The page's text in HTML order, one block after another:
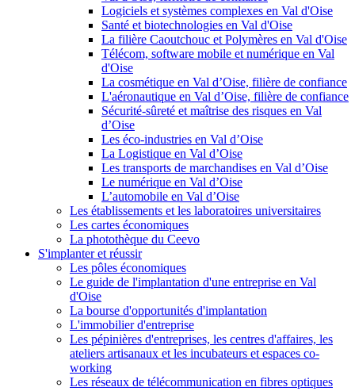
Logiciels et systèmes complexes en Val d'Oise
Santé et biotechnologies en Val d'Oise
La filière Caoutchouc et Polymères en Val d'Oise
Télécom, software mobile et numérique en Val
d'Oise
La cosmétique en Val d’Oise, filière de confiance
L'aéronautique en Val d’Oise, filière de confiance
Sécurité-sûreté et maîtrise des risques en Val
d’Oise
Les éco-industries en Val d’Oise
La Logistique en Val d’Oise
Les transports de marchandises en Val d’Oise
Le numérique en Val d’Oise
L’automobile en Val d’Oise
Les établissements et les laboratoires universitaires
Les cartes économiques
La photothèque du Ceevo
S'implanter et réussir
Les pôles économiques
Le guide de l'implantation d'une entreprise en Val
d'Oise
La bourse d'opportunités d'implantation
L'immobilier d'entreprise
Les pépinières d'entreprises, les centres d'affaires, les
ateliers artisanaux et les incubateurs et espaces co-
working
Les réseaux de télécommunication en fibres optiques